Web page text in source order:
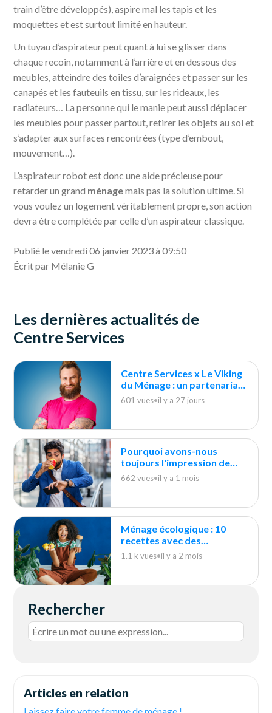
train d’être développés), aspire mal les tapis et les
moquettes et est surtout limité en hauteur.
Un tuyau d’aspirateur peut quant à lui se glisser dans
chaque recoin, notamment à l’arrière et en dessous des
meubles, atteindre des toiles d’araignées et passer sur les
canapés et les fauteuils en tissu, sur les rideaux, les
radiateurs… La personne qui le manie peut aussi déplacer
les meubles pour passer partout, retirer les objets au sol et
s’adapter aux surfaces rencontrées (type d’embout,
mouvement…).
L’aspirateur robot est donc une aide précieuse pour
retarder un grand ménagemais pas la solution ultime. Si
vous voulez un logement véritablement propre, son action
devra être complétée par celle d’un aspirateur classique.
Publié le vendredi 06 janvier 2023 à 09:50
Écrit par Mélanie G
Les dernières actualités de
Centre Services
Centre Services x Le Viking
du Ménage : un partenariat
durable
601 vues•il y a 27 jours
Pourquoi avons-nous
toujours l'impression de
courir après le ménage ?
662 vues•il y a 1 mois
Ménage écologique : 10
recettes avec des
indispensables du quotidien
1.1 k vues•il y a 2 mois
Rechercher
Articles en relation